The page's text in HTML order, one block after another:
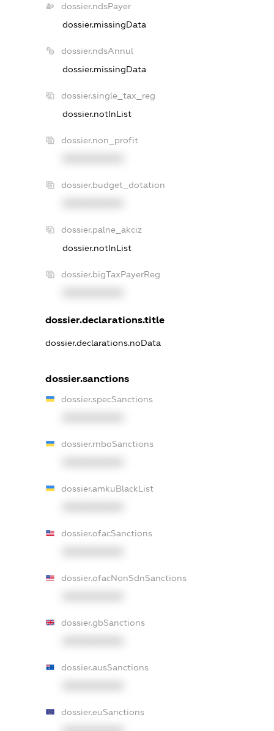
dossier.ndsPayer
dossier.missingData
dossier.ndsAnnul
dossier.missingData
dossier.single_tax_reg
dossier.notInList
dossier.non_profit
dossier.budget_dotation
dossier.palne_akciz
dossier.notInList
dossier.bigTaxPayerReg
dossier.declarations.title
dossier.declarations.noData
dossier.sanctions
dossier.specSanctions
dossier.rnboSanctions
dossier.amkuBlackList
dossier.ofacSanctions
dossier.ofacNonSdnSanctions
dossier.gbSanctions
dossier.ausSanctions
dossier.euSanctions